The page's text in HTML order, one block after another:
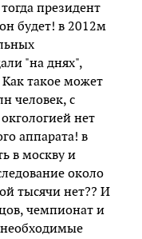
президент
будет! в 2012м
"на днях",
такое может
человек, с
нет
аппарата! в
в москву и
около
тысячи нет?? И
чемпионат и